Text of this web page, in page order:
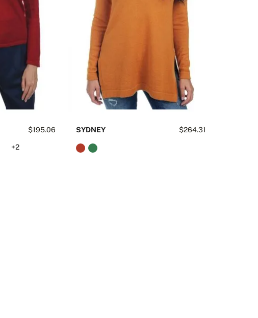
$195.06
+2
$264.31
SYDNEY